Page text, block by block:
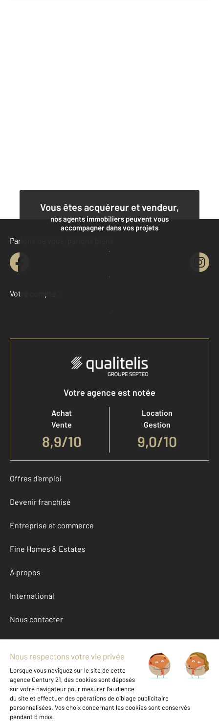
Vous êtes acquéreur et vendeur,
nos agents immobiliers peuvent vous
accompagner dans vos projets
Contacter l'agence
Demander une estimation
Parlons de vous, parlons biens
Votre compte :
Accéder à mon compte
Votre agence est notée
Achat
Vente
8,9/10
Location
Gestion
9,0/10
Offres d'emploi
Devenir franchisé
Entreprise et commerce
Fine Homes & Estates
À propos
International
Nous contacter
Mentions légales & CGU et Barèmes d'honoraires
Données personnelles
Gestionnaire des cookies